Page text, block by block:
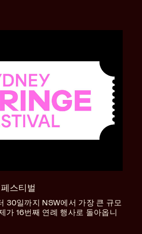
스티벌
30일까지 NSW에서 가장 큰 규모
가 16번째 연례 행사로 돌아옵니